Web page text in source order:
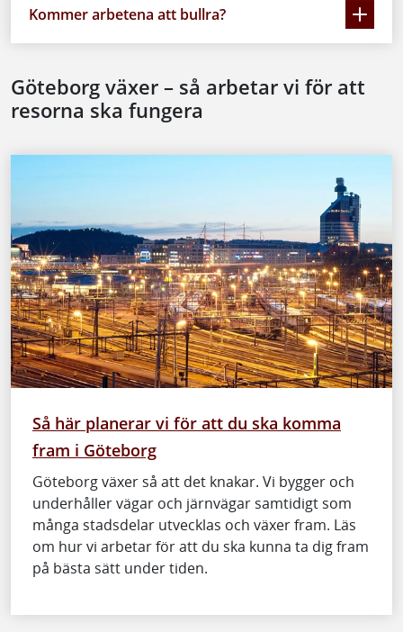
Kommer arbetena att bullra?
Göteborg växer – så arbetar vi för att
resorna ska fungera
Så här planerar vi för att du ska komma
fram i Göteborg
Göteborg växer så att det knakar. Vi bygger och
underhåller vägar och järnvägar samtidigt som
många stadsdelar utvecklas och växer fram. Läs
om hur vi arbetar för att du ska kunna ta dig fram
på bästa sätt under tiden.